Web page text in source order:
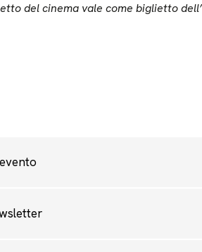
del cinema vale come biglietto